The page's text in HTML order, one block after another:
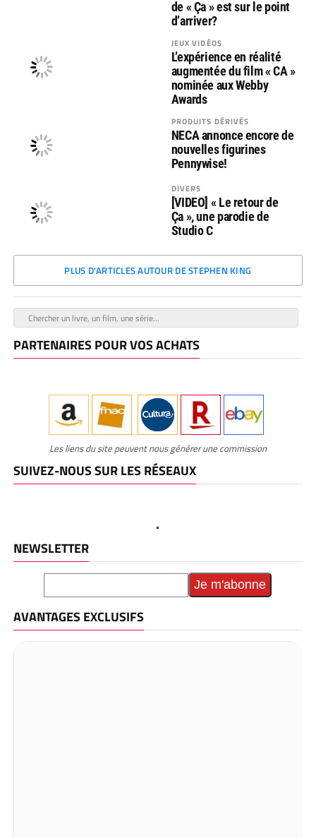
de « Ça » est sur le point
d’arriver?
JEUX VIDÉOS
L’expérience en réalité
augmentée du film « CA »
nominée aux Webby
Awards
PRODUITS DÉRIVÉS
NECA annonce encore de
nouvelles figurines
Pennywise!
DIVERS
[VIDEO] « Le retour de
Ça », une parodie de
Studio C
PLUS D'ARTICLES AUTOUR DE STEPHEN KING
PARTENAIRES POUR VOS ACHATS
Les liens du site peuvent nous générer une commission
SUIVEZ-NOUS SUR LES RÉSEAUX
NEWSLETTER
AVANTAGES EXCLUSIFS